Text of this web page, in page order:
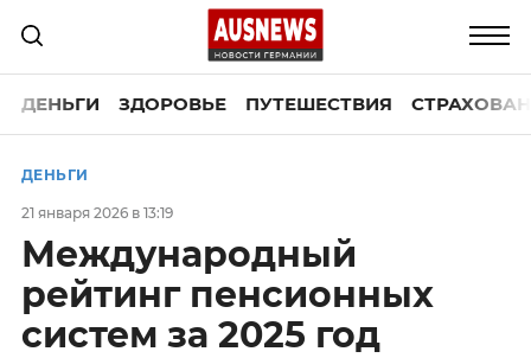
ДЕНЬГИ ЗДОРОВЬЕ ПУТЕШЕСТВИЯ
ДЕНЬГИ
21 января 2026 в 13:19
Международный
рейтинг пенсионных
систем за 2025 год